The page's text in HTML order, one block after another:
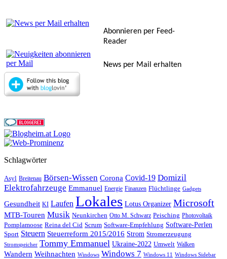
Abonnieren per Feed-
Reader
News per Mail erhalten
Schlagwörter
Asyl Breitenau Börsen-Wissen Corona Covid-19 Domizil
Elektrofahrzeuge Emmanuel Energie Finanzen Flüchtlinge Gadgets
Gesundheit KI Laufen Lokales Lotus Organizer Microsoft
MTB-Touren Musik Neunkirchen Otto M. Schwarz Peisching Photovoltaik
Pomplamoose Reina del Cid Scrum Software-Empfehlung Software-Perlen
Sport Steuern Steuerreform 2015/2016 Strom Stromerzeugung
Stromspeicher Tommy Emmanuel Ukraine-2022 Umwelt Walken
Wandern Weihnachten Windows Windows 7 Windows 11 Windows Sidebar